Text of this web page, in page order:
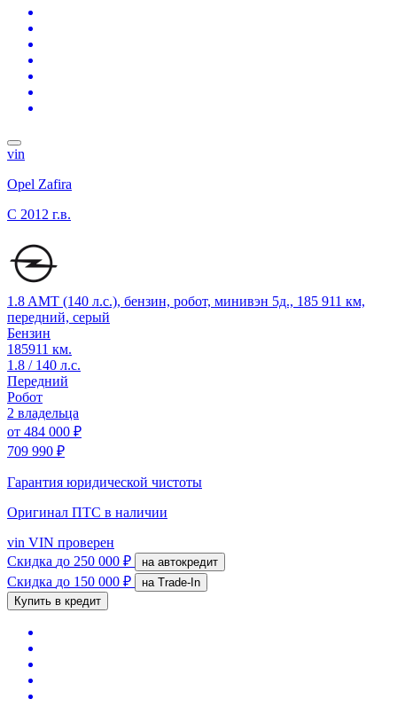
vin
Opel Zafira
C 2012 г.в.
1.8 AMT (140 л.с.), бензин, робот, минивэн 5д., 185 911 км,
передний, серый
Бензин
185911 км.
1.8 / 140 л.с.
Передний
Робот
2 владельца
от 484 000 ₽
709 990 ₽
Гарантия юридической чистоты
Оригинал ПТС в наличии
vin VIN проверен
Скидка до 250 000 ₽ на автокредит
Скидка до 150 000 ₽
на Trade-In
Купить в кредит